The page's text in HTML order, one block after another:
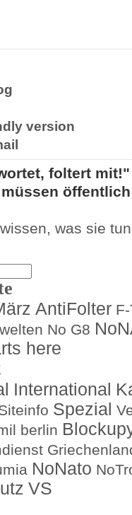
version
foltert
was sie tun
AntiFolter
No G8
here
International
Spezial
berlin
NoNato
VS